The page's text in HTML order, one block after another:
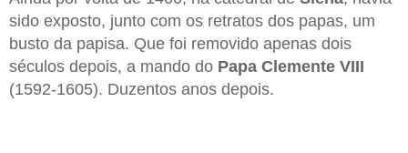
sido exposto, junto com os retratos dos papas, um
busto da papisa. Que foi removido apenas dois
séculos depois, a mando do Papa Clemente VIII
(1592-1605). Duzentos anos depois.